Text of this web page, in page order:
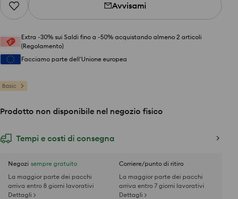
Avvisami
Extra -30% sui Saldi fino a -50% acquistando almeno 2 articoli
(Regolamento)
Facciamo parte dell'Unione europea
Basic
Prodotto non disponibile nel negozio fisico
Tempi e costi di consegna
Negozi sempre gratuito
La maggior parte dei pacchi
arriva entro 8 giorni lavorativi
Dettagli >
Corriere/punto di ritiro
La maggior parte dei pacchi
arriva entro 7 giorni lavorativi
Dettagli >